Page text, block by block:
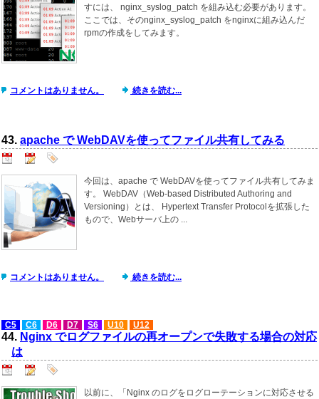
すには、 nginx_syslog_patch を組み込む必要があります。
ここでは、そのnginx_syslog_patch をnginxに組み込んだ
rpmの作成をしてみます。
コメントはありません。 続きを読む...
43. apache で WebDAVを使ってファイル共有してみる
今回は、apache で WebDAVを使ってファイル共有してみま
す。 WebDAV（Web-based Distributed Authoring and
Versioning）とは、 Hypertext Transfer Protocolを拡張した
もので、Webサーバ上の ...
コメントはありません。 続きを読む...
C5 C6 D6 D7 S6 U10 U12
44. Nginx でログファイルの再オープンで失敗する場合の対応
は
以前に、「Nginx のログをログローテーションに対応させる